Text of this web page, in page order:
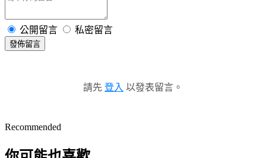
公開留言 私密留言
發佈留言
請先 登入 以發表留言。
Recommended